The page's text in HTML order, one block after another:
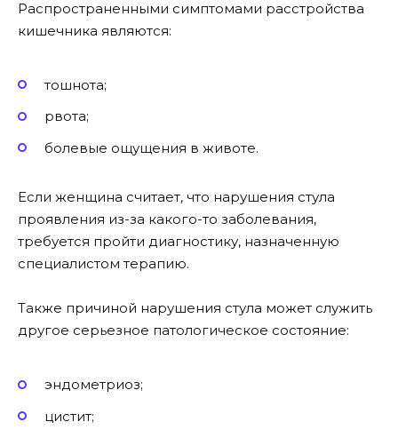
Распространенными симптомами расстройства
кишечника являются:
тошнота;
рвота;
болевые ощущения в животе.
Если женщина считает, что нарушения стула
проявления из-за какого-то заболевания,
требуется пройти диагностику, назначенную
специалистом терапию.
Также причиной нарушения стула может служить
другое серьезное патологическое состояние:
эндометриоз;
цистит;